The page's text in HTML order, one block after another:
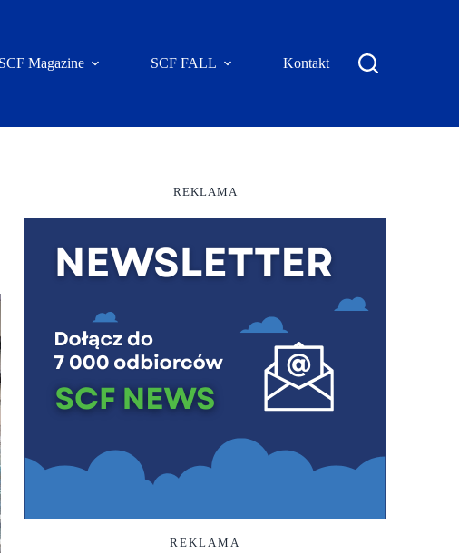
SCF Magazine SCF FALL Kontakt
REKLAMA
REKLAMA